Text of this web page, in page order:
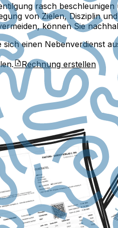
rasch
von Zielen, Disziplin
können Sie
einen Nebenverdienst
Rechnung erstellen